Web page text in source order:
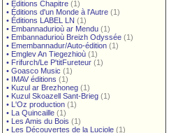
• Éditions Chapitre (1)
• Éditions d'un Monde à l'Autre (1)
• Éditions LABEL LN (1)
• Embannadurioù ar Mendu (1)
• Embannadurioù Breizh Odyssée (1)
• Emembannadur/Auto-édition (1)
• Emglev An Tiegezhioù (1)
• Frifurch/Le P'titFureteur (1)
• Goasco Music (1)
• IMAV éditions (1)
• Kuzul ar Brezhoneg (1)
• Kuzul Skoazell Sant-Brieg (1)
• L'Oz production (1)
• La Quincaille (1)
• Les Amis du Bois (1)
• Les Découvertes de la Luciole (1)